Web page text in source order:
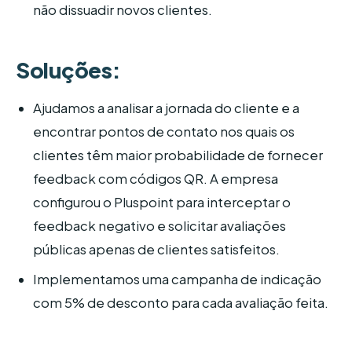
não dissuadir novos clientes.
Soluções:
Ajudamos a analisar a jornada do cliente e a
encontrar pontos de contato nos quais os
clientes têm maior probabilidade de fornecer
feedback com códigos QR. A empresa
configurou o Pluspoint para interceptar o
feedback negativo e solicitar avaliações
públicas apenas de clientes satisfeitos.
Implementamos uma campanha de indicação
com 5% de desconto para cada avaliação feita.